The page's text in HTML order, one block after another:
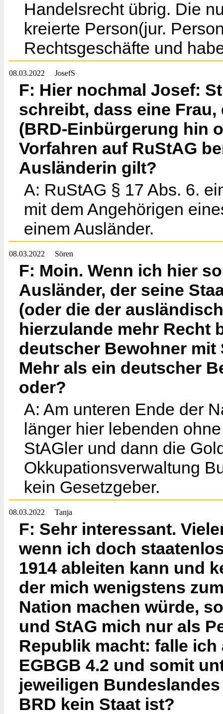
Handelsrecht übrig. Die
kreierte Person(jur.
Rechtsgeschäfte und
08.03.2022 JosefS
F: Hier nochmal Josef:
schreibt, dass eine
(BRD-Einbürgerung hin
Vorfahren auf RuStAG
Ausländerin gilt?
A: RuStAG § 17 Abs. 6.
mit dem Angehörigen
einem Ausländer.
08.03.2022 Sören
F: Moin. Wenn ich hier
Ausländer, der seine
(oder die der
hierzulande mehr Recht
deutscher Bewohner mit
Mehr als ein deutscher
oder?
A: Am unteren Ende der
länger hier lebenden
StAGler und dann die
Okkupationsverwaltung
kein Gesetzgeber.
08.03.2022 Tanja
F: Sehr interessant.
wenn ich doch
1914 ableiten kann und
der mich wenigstens
Nation machen würde,
und StAG mich nur als
Republik macht: falle
EGBGB 4.2 und somit
jeweiligen
BRD kein Staat ist?